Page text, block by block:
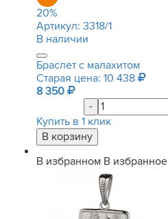
20%
Артикул: 3318/1
В наличии
Браслет с малахитом
Старая цена: 10 438
8 350
-
Купить в 1 клик
В избранном В избранное